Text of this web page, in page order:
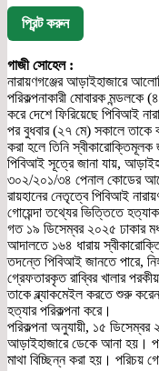
প্রিন্ট করুন
গাজী সোহেল :
নারায়ণগঞ্জের আড়াইহাজারে
পরিকল্পনাকারী মোবারক মন্ডলকে
করে দেশে ফিরিয়েছে পিবিআই
পর বুধবার (২৭ মে) সকালে তাকে
করা হলে তিনি স্বীকারোক্তিমূলক
পিবিআই সূত্রে জানা যায়,
৩০২/২০১/৩৪ পেনাল কোডের
রায়হানের নেতৃত্বে পিবিআই
গোয়েন্দা তথ্যের ভিত্তিতে
গত ১৯ ডিসেম্বর ২০২৫ ঢাকার
আদালতে ১৬৪ ধারায়
তদন্তে পিবিআই জানতে পারে,
গ্রেফতারকৃত রাব্বির খালার
তাকে ব্ল্যাকমেইল করতে শুরু
হত্যার পরিকল্পনা করে।
পরিকল্পনা অনুযায়ী, ১৫
আড়াইহাজারে ডেকে আনা হয়।
মাথা বিচ্ছিন্ন করা হয়। পরিচয়